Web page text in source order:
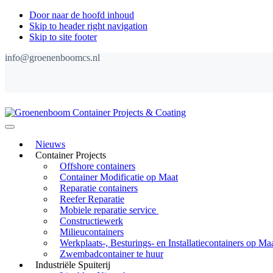
Door naar de hoofd inhoud
Skip to header right navigation
Skip to site footer
info@groenenboomcs.nl
Groenenboom
Projects
Menu
Nieuws
Container Projects
Offshore containers
Container Modificatie op Maat
Reparatie containers
Reefer Reparatie
Mobiele reparatie service
Constructiewerk
Milieucontainers
Werkplaats-, Besturings- en Installatiecontainers op
Zwembadcontainer te huur
Industriële Spuiterij